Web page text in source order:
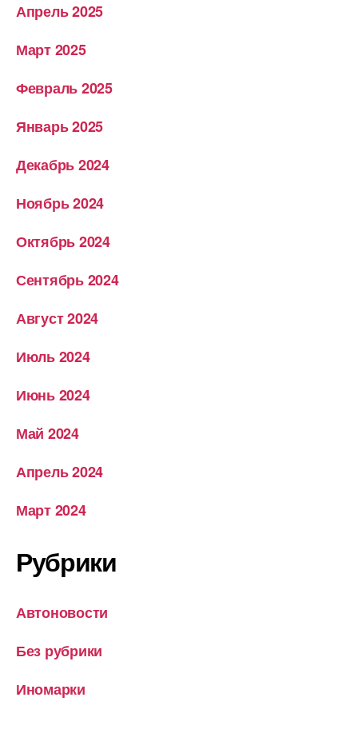
Апрель 2025
Март 2025
Февраль 2025
Январь 2025
Декабрь 2024
Ноябрь 2024
Октябрь 2024
Сентябрь 2024
Август 2024
Июль 2024
Июнь 2024
Май 2024
Апрель 2024
Март 2024
Рубрики
Автоновости
Без рубрики
Иномарки